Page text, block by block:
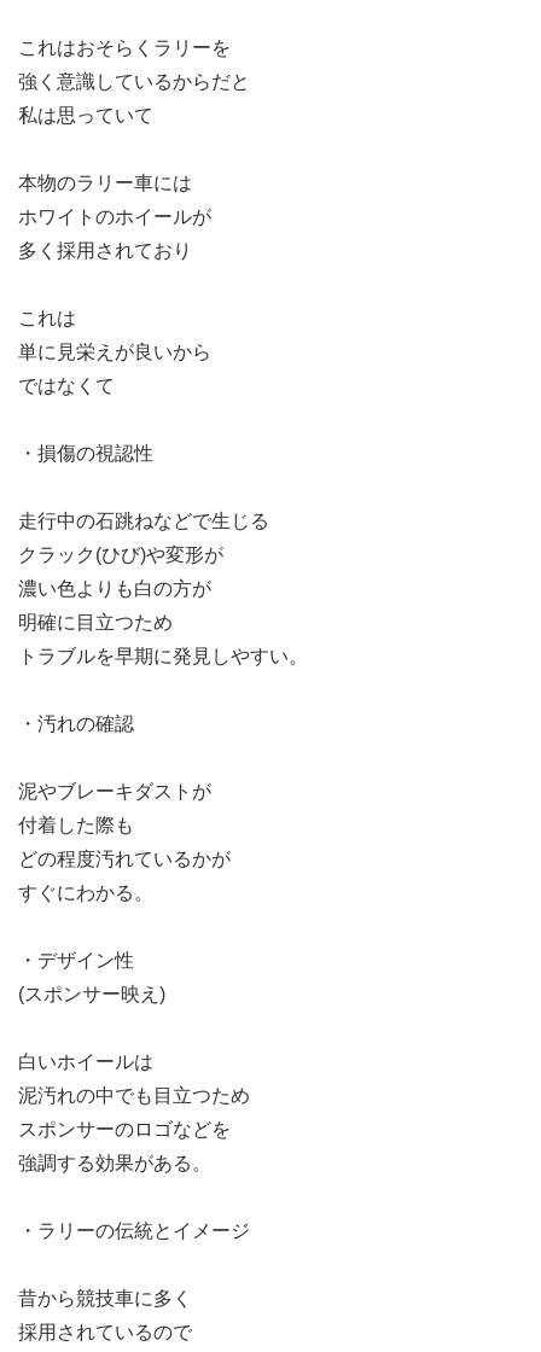
これはおそらくラリーを
強く意識しているからだと
私は思っていて
本物のラリー車には
ホワイトのホイールが
多く採用されており
これは
単に見栄えが良いから
ではなくて
・損傷の視認性
走行中の石跳ねなどで生じる
クラック(ひび)や変形が
濃い色よりも白の方が
明確に目立つため
トラブルを早期に発見しやすい。
・汚れの確認
泥やブレーキダストが
付着した際も
どの程度汚れているかが
すぐにわかる。
・デザイン性
(スポンサー映え)
白いホイールは
泥汚れの中でも目立つため
スポンサーのロゴなどを
強調する効果がある。
・ラリーの伝統とイメージ
昔から競技車に多く
採用されているので